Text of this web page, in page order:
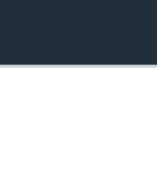
ကျော်